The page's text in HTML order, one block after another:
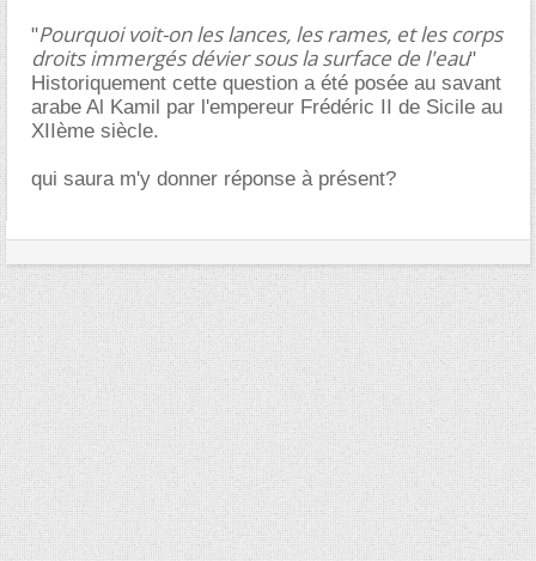
"Pourquoi voit-on les lances, les rames, et les corps
droits immergés dévier sous la surface de l'eau"
Historiquement cette question a été posée au savant
arabe Al Kamil par l'empereur Frédéric II de Sicile au
XIIème siècle.
qui saura m'y donner réponse à présent?